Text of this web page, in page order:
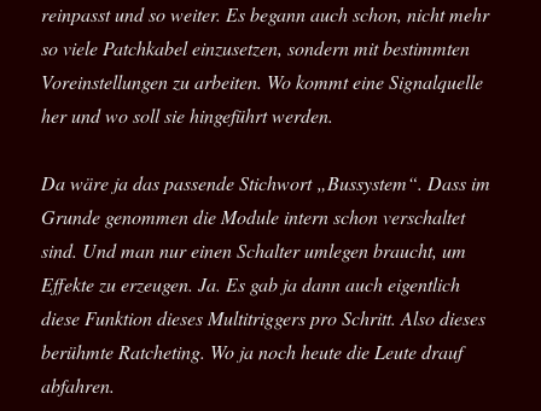
reinpasst und so weiter. Es begann auch schon, nicht mehr
so viele Patchkabel einzusetzen, sondern mit bestimmten
Voreinstellungen zu arbeiten. Wo kommt eine Signalquelle
her und wo soll sie hingeführt werden.
Da wäre ja das passende Stichwort „Bussystem“. Dass im
Grunde genommen die Module intern schon verschaltet
sind. Und man nur einen Schalter umlegen braucht, um
Effekte zu erzeugen. Ja. Es gab ja dann auch eigentlich
diese Funktion dieses Multitriggers pro Schritt. Also dieses
berühmte Ratcheting. Wo ja noch heute die Leute drauf
abfahren.